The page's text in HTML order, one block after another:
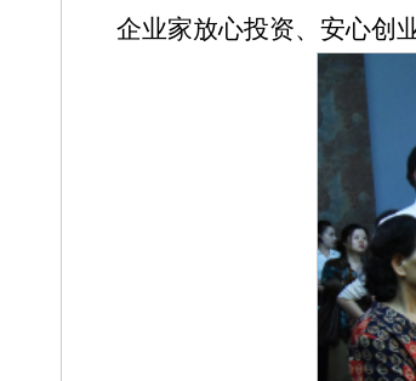
企业家放心投资、安心创